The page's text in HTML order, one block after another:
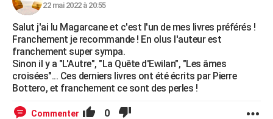
22 mai 2022 à 20:55
Salut j'ai lu Magarcane et c'est l'un de mes livres préférés !
Franchement je recommande ! En olus l'auteur est
franchement super sympa.
Sinon il y a "L'Autre", "La Quête d'Ewilan", "Les âmes
croisées"... Ces derniers livres ont été écrits par Pierre
Bottero, et franchement ce sont des perles !
Commenter 0